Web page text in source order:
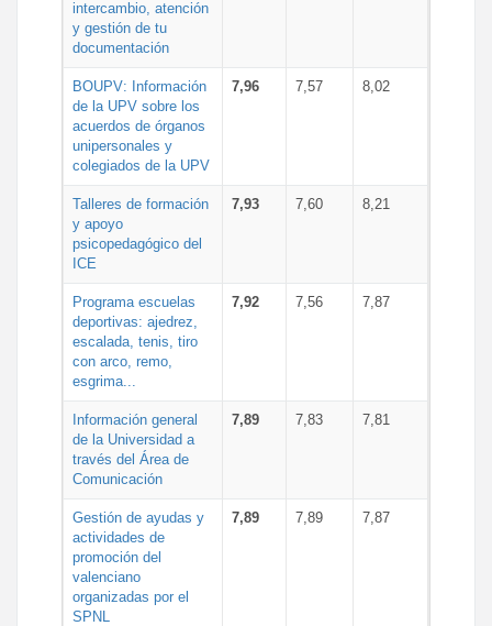
intercambio, atención
y gestión de tu
documentación
BOUPV: Información
de la UPV sobre los
acuerdos de órganos
unipersonales y
colegiados de la UPV
7,96 7,57 8,02
Talleres de formación
y apoyo
psicopedagógico del
ICE
7,93 7,60 8,21
Programa escuelas
deportivas: ajedrez,
escalada, tenis, tiro
con arco, remo,
esgrima...
7,92 7,56 7,87
Información general
de la Universidad a
través del Área de
Comunicación
7,89 7,83 7,81
Gestión de ayudas y
actividades de
promoción del
valenciano
organizadas por el
SPNL
7,89 7,89 7,87